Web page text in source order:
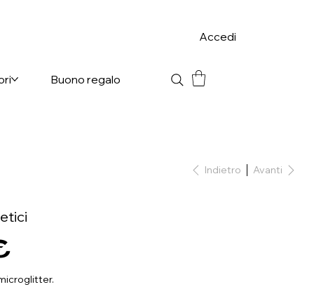
Buono regalo
Accedi
Indietro Avanti